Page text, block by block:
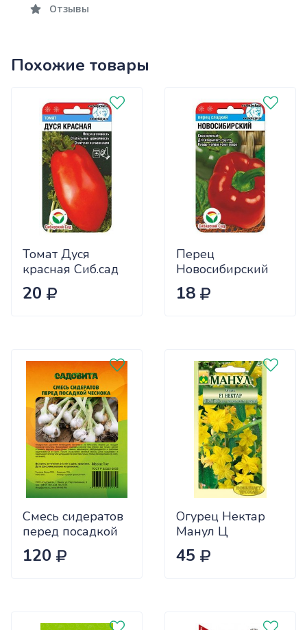
Отзывы
Похожие товары
Томат Дуся
красная Сиб.сад
Ц
20
Перец
Новосибирский
(ранний) Сиб.сад
Ц
18
Смесь сидератов
перед посадкой
чеснока 0,5кг
САДОВИТА
120
Огурец Нектар
Манул Ц
45